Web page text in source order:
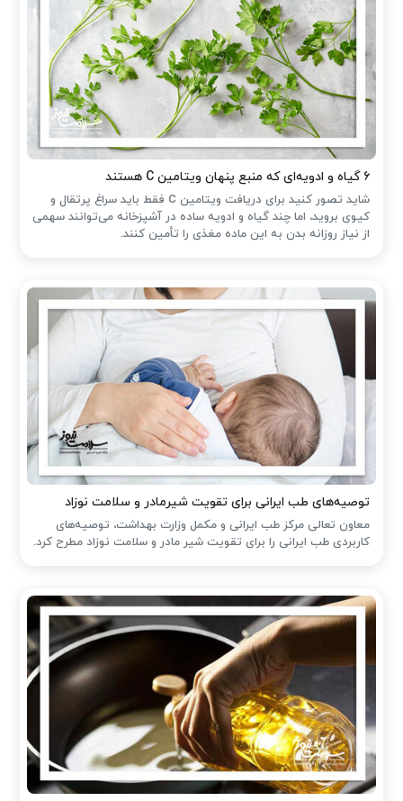
۶ گیاه و ادویه‌ای که منبع پنهان ویتامین C هستند
شاید تصور کنید برای دریافت ویتامین C فقط باید سراغ پرتقال و
کیوی بروید، اما چند گیاه و ادویه ساده در آشپزخانه می‌توانند سهمی
از نیاز روزانه بدن به این ماده مغذی را تأمین کنند.
توصیه‌های طب ایرانی برای تقویت شیرمادر و سلامت نوزاد
معاون تعالی مرکز طب ایرانی و مکمل وزارت بهداشت، توصیه‌های
کاربردی طب ایرانی را برای تقویت شیر مادر و سلامت نوزاد مطرح کرد.